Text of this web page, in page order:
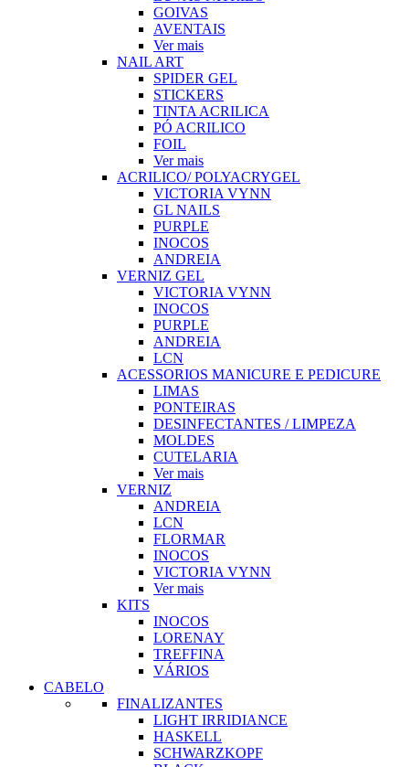
GOIVAS
AVENTAIS
Ver mais
NAIL ART
SPIDER GEL
STICKERS
TINTA ACRILICA
PÓ ACRILICO
FOIL
Ver mais
ACRILICO/ POLYACRYGEL
VICTORIA VYNN
GL NAILS
PURPLE
INOCOS
ANDREIA
VERNIZ GEL
VICTORIA VYNN
INOCOS
PURPLE
ANDREIA
LCN
ACESSORIOS MANICURE E PEDICURE
LIMAS
PONTEIRAS
DESINFECTANTES / LIMPEZA
MOLDES
CUTELARIA
Ver mais
VERNIZ
ANDREIA
LCN
FLORMAR
INOCOS
VICTORIA VYNN
Ver mais
KITS
INOCOS
LORENAY
TREFFINA
VÁRIOS
CABELO
FINALIZANTES
LIGHT IRRIDIANCE
HASKELL
SCHWARZKOPF